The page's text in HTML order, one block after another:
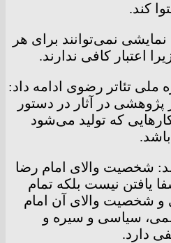
کند.
نمی‌توانند برای هر
اعتبار کافی ندارند.
ملی تئاتر رضوی ادامه داد:
در آثار در دستور
که تولید می‌شود
شخصیت والای امام رضا
یافتن نیست بلکه تمام
و شخصیت والای آن امام
سیاسی و سیره و
دارد.